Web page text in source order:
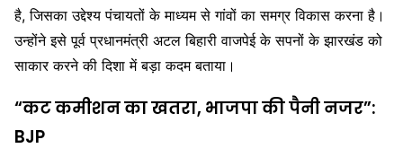
है, जिसका उद्देश्य पंचायतों के माध्यम से गांवों का समग्र विकास करना है।
उन्होंने इसे पूर्व प्रधानमंत्री अटल बिहारी वाजपेईके सपनों के झारखंड को
साकार करने की दिशा में बड़ा कदम बताया।
“कट कमीशन का खतरा, भाजपा की पैनी नजर”:
BJP